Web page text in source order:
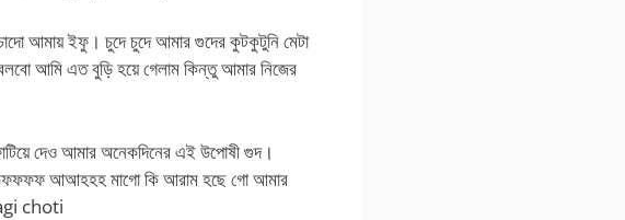
আমায় ইফু। চুদে চুদে আমার গুদের কুটকুটুনি মেটা
আমি এত বুড়ি হয়ে গেলাম কিন্তু আমার নিজের
দেও আমার অনেকদিনের এই উপোষী গুদ।
আআহহহ মাগো কি আরাম হছে গো আমার
choti